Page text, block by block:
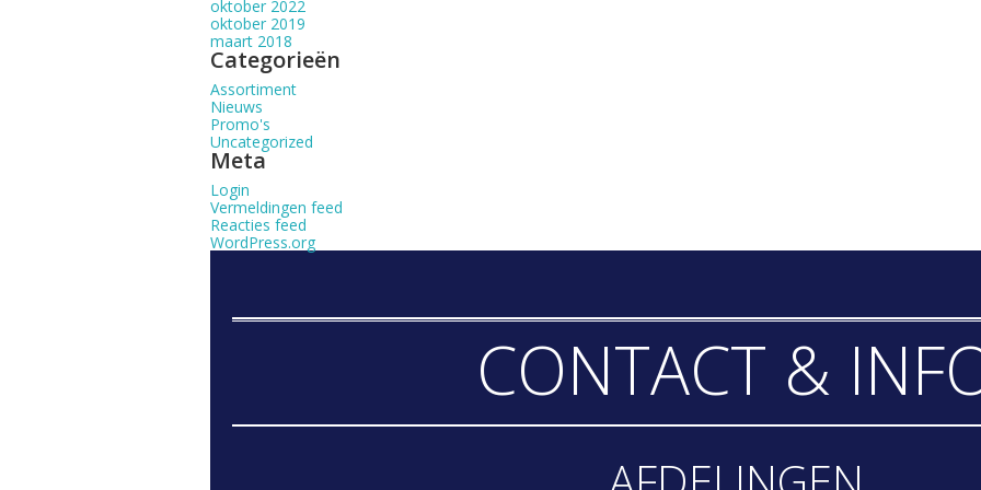
oktober 2022
oktober 2019
maart 2018
Categorieën
Assortiment
Nieuws
Promo's
Uncategorized
Meta
Login
Vermeldingen feed
Reacties feed
WordPress.org
CONTACT &